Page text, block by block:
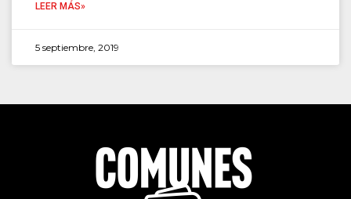
LEER MÁS»
5 septiembre, 2019